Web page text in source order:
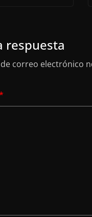
respuesta
correo electrónico